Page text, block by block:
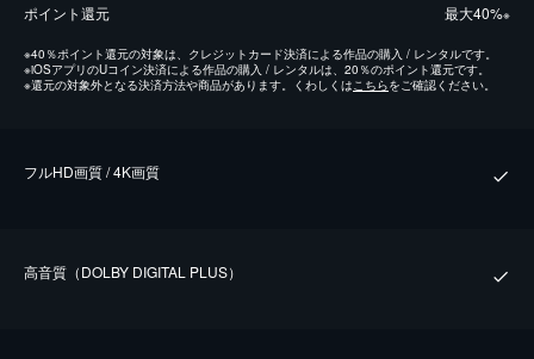
ポイント還元 最⼤40%※
※40％ポイント還元の対象は、クレジットカード決済による作品の購入 / レンタルです。
※iOSアプリのUコイン決済による作品の購入 / レンタルは、20％のポイント還元です。
※還元の対象外となる決済方法や商品があります。くわしくは こちらをご確認ください。
フルHD画質 / 4K画質
⾼⾳質（DOLBY DIGITAL PLUS）